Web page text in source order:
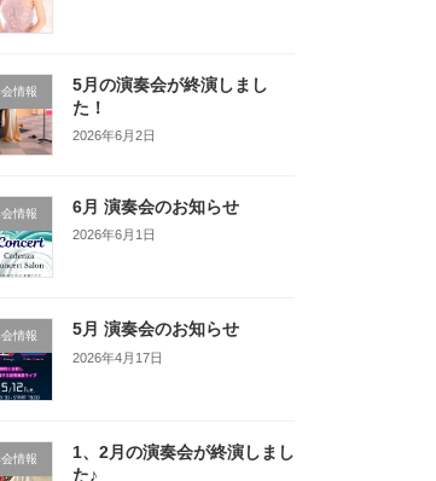
情報
5月の演奏会が終演しまし
た！
2026年6月2日
情報 6月 演奏会のお知らせ
2026年6月1日
情報 5月 演奏会のお知らせ
2026年4月17日
情報
1、2月の演奏会が終演しまし
た♪